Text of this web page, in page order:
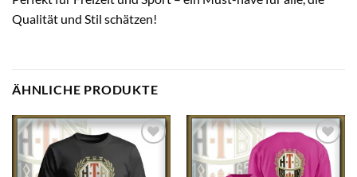
Qualität und Stil schätzen!
ÄHNLICHE PRODUKTE
Auf die
Wunschliste
Auf die
Wunschliste